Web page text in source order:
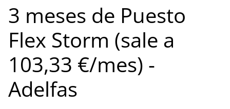
3 meses de Puesto
Flex Storm (sale a
103,33 €/mes) -
Adelfas